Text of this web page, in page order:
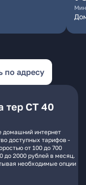
по адресу
тер СТ 40
домашний интернет
доступных тарифов -
от 100 до 700
до 2000 рублей в месяц.
необходимые опции